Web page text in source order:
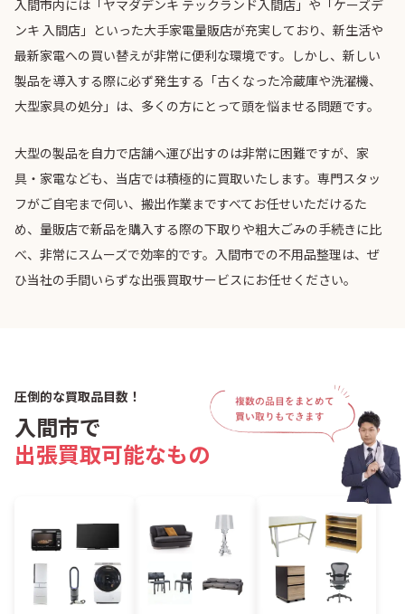
入間市内には「ヤマダデンキ テックランド入間店」や「ケーズデ
ンキ 入間店」といった大手家電量販店が充実しており、新生活や
最新家電への買い替えが非常に便利な環境です。しかし、新しい
製品を導入する際に必ず発生する「古くなった冷蔵庫や洗濯機、
大型家具の処分」は、多くの方にとって頭を悩ませる問題です。
大型の製品を自力で店舗へ運び出すのは非常に困難ですが、家
具・家電なども、当店では積極的に買取いたします。専門スタッ
フがご自宅まで伺い、搬出作業まですべてお任せいただけるた
め、量販店で新品を購入する際の下取りや粗大ごみの手続きに比
べ、非常にスムーズで効率的です。入間市での不用品整理は、ぜ
ひ当社の手間いらずな出張買取サービスにお任せください。
圧倒的な買取品目数！
入間市で
出張買取可能なもの